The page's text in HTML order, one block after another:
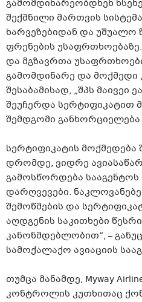
გამომდინარეობდნენ
შექმნილი მართვის
ხარვეზებიდან და უშუალო
ფრენების
და მგზავრთა
გამომდინარე და
შესაბამისად, „შპს
შეუჩერდა სერტიფიკატით
შემდგომი
სერტიფიკატის მოქმედება
დრომდე, ვიდრე
გამოსწორდება
დარღვევები.
შემოწმების და
აღდგენის საკითხები
კანონმდებლობით”, –
სამოქალაქო ავიაციის
თუმცა მანამდე, Myway
კონტროლის კუთხითაც